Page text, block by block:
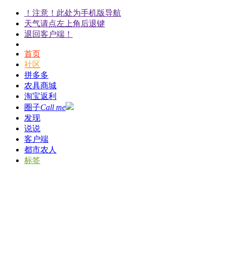
！注意！此处为手机版导航
天气请点左上角后退键
退回客户端！
首页
社区
拼多多
农具商城
淘宝返利
圈子Call me
发现
说说
客户端
都市农人
标签